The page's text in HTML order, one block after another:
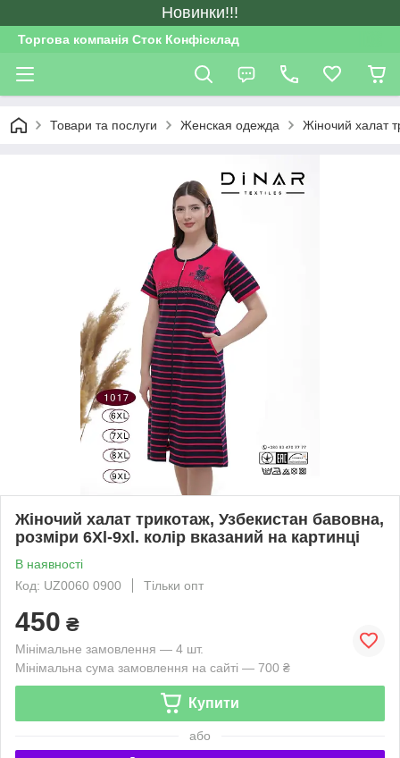
Новинки!!!
Торгова компанія Сток Конфісклад
Товари та послуги Женская одежда Жіночий халат
Жіночий халат трикотаж, Узбекистан бавовна,
розміри 6Xl-9xl. колір вказаний на картинці
В наявності
Код: UZ0060 0900
Тільки опт
450 ₴
Мінімальне замовлення — 4 шт.
Мінімальна сума замовлення на сайті — 700 ₴
Купити
або